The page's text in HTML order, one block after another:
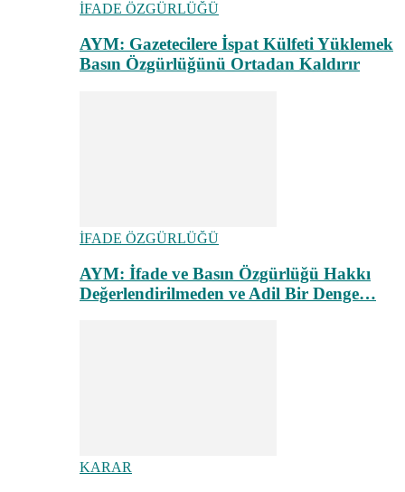
İFADE ÖZGÜRLÜĞÜ
AYM: Gazetecilere İspat Külfeti Yüklemek
Basın Özgürlüğünü Ortadan Kaldırır
İFADE ÖZGÜRLÜĞÜ
AYM: İfade ve Basın Özgürlüğü Hakkı
Değerlendirilmeden ve Adil Bir Denge…
KARAR